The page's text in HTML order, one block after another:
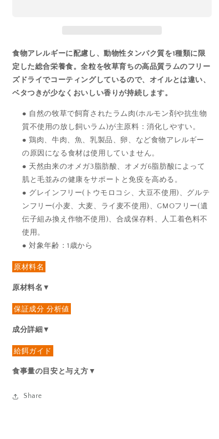
ラ
イ
フ
ー
ド
ム
1.8kg
の
数
量
を
減
す
ラ
イ
フ
ー
ド
ラ
ム
1.8kg
の
数
量
を
増
す
食物アレルギーに配慮し、動物性タンパク質を1種類に限
定した総合栄養食。全粒を牧草育ちの高品質ラムのフリー
ズドライでコーティングしているので、オイルとは違い、
ベタつきが少なく おいしい香りが持続します。
● 自然の牧草で飼育されたラム肉(ホルモン剤や抗生物
質不使用の放し飼いラム)が主原料：消化しやすい。
● 鶏肉、牛肉、魚、乳製品、卵、など食物アレルギー
の原因になる食材は使用していません。
● 天然由来のオメガ3脂肪酸、オメガ6脂肪酸によって
肌と毛並みの健康をサポートと免疫を高める。
● グレインフリー(トウモロコシ、大豆不使用)、グルテ
ンフリー(小麦、大麦、ライ麦不使用)、GMOフリー(遺
伝子組み換え作物不使用)、合成保存料、人工着色料不
使用。
● 対象年齢：1歳から
原材料名
原材料名▼
保証成分 分析値
成分詳細▼
給餌ガイド
食事量の目安と与え方▼
Share